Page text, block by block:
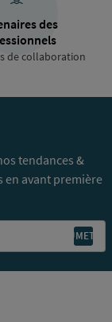
des
de collaboration
tendances &
en avant première